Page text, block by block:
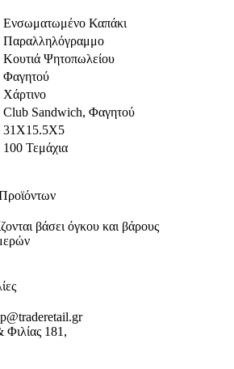
Ενσωματωμένο Καπάκι
Παραλληλόγραμμο
Κουτιά Ψητοπωλείου
Φαγητού
Χάρτινο
Club Sandwich, Φαγητού
31Χ15.5Χ5
100 Τεμάχια
βάσει όγκου και βάρους
Φιλίας 181,